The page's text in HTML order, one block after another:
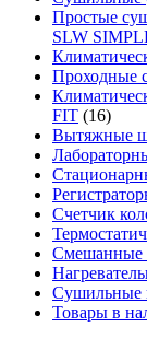
Простые
SLW
Проходные
FIT (16)
Вытяжные
Счетчик
Смешанные
Сушильные
Товары в